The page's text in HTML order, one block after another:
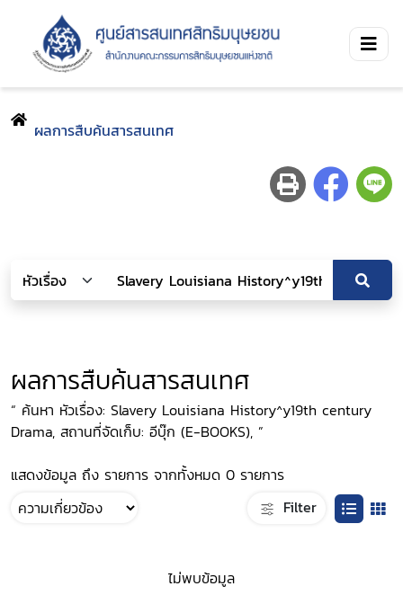
ผลการสืบค้นสารสนเทศ
ผลการสืบค้นสารสนเทศ
“ ค้นหา หัวเรื่อง: Slavery Louisiana History^y19th century
Drama, สถานที่จัดเก็บ: อีบุ๊ก (E-BOOKS), ”
แสดงข้อมูล ถึง รายการ จากทั้งหมด 0 รายการ
Filter
ไม่พบข้อมูล